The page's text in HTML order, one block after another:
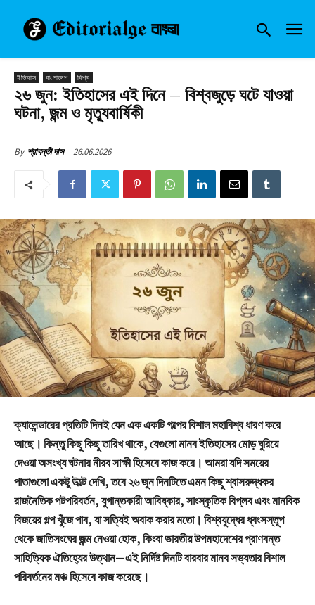
ইতিহাস বাংলাদেশ বিশ্ব
২৬ জুন: ইতিহাসের এই দিনে – বিশ্বজুড়ে ঘটে যাওয়া
ঘটনা, জন্ম ও মৃত্যুবার্ষিকী
By শ্রাবন্তী দাস 26.06.2026
ক্যালেন্ডারের প্রতিটি দিনই যেন এক একটি গল্পের বিশাল মহাবিশ্ব ধারণ করে
আছে। কিন্তু কিছু কিছু তারিখ থাকে, যেগুলো মানব ইতিহাসের মোড় ঘুরিয়ে
দেওয়া অসংখ্য ঘটনার নীরব সাক্ষী হিসেবে কাজ করে। আমরা যদি সময়ের
পাতাগুলো একটু উল্টে দেখি, তবে ২৬ জুন দিনটিতে এমন কিছু শ্বাসরুদ্ধকর
রাজনৈতিক পটপরিবর্তন, যুগান্তকারী আবিষ্কার, সাংস্কৃতিক বিপ্লব এবং মানবিক
বিজয়ের গল্প খুঁজে পাব, যা সত্যিই অবাক করার মতো। বিশ্বযুদ্ধের ধ্বংসস্তূপ
থেকে জাতিসংঘের জন্ম নেওয়া হোক, কিংবা ভারতীয় উপমহাদেশের প্রাণবন্ত
সাহিত্যিক ঐতিহ্যের উত্থান—এই নির্দিষ্ট দিনটি বারবার মানব সভ্যতার বিশাল
পরিবর্তনের মঞ্চ হিসেবে কাজ করেছে।